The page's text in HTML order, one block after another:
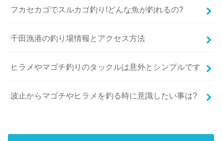
フカセカゴでスルカゴ釣り!どんな魚が釣れるの?
千田漁港の釣り場情報とアクセス方法
ヒラメやマゴチ釣りのタックルは意外とシンプルです
波止からマゴチやヒラメを釣る時に意識したい事は?